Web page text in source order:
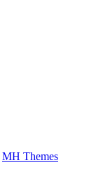
MH Themes